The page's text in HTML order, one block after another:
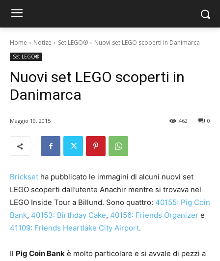
Home Notize Set LEGO® Nuovi set LEGO scoperti in Danimarca
Set LEGO®
Nuovi set LEGO scoperti in
Danimarca
Maggio 19, 2015 0
462
Brickset ha pubblicato le immagini di alcuni nuovi set
LEGO scoperti dall’utente Anachir mentre si trovava nel
LEGO Inside Tour a Billund. Sono quattro: 40155: Pig Coin
Bank, 40153: Birthday Cake, 40156: Friends Organizer e
41109: Friends Heartlake City Airport.
Il Pig Coin Bank è molto particolare e si avvale di pezzi a